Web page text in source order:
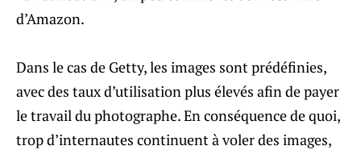
d’Amazon.
Dans le cas de Getty, les images sont prédéfinies,
avec des taux d’utilisation plus élevés afin de payer
le travail du photographe. En conséquence de quoi,
trop d’internautes continuent à voler des images,